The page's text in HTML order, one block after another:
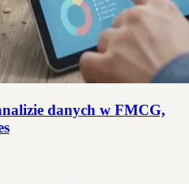
danych w FMCG,